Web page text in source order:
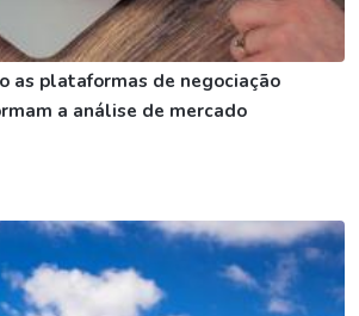
as plataformas de negociação
a análise de mercado